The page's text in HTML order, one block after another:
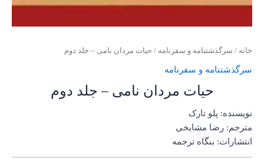
خانه / سرگذشتنامه و سفرنامه / حیات مردان نامی – جلد دوم
سرگذشتنامه و سفرنامه
حیات مردان نامی – جلد دوم
نویسنده: پلو تارک
مترجم: رضا مشایخی
انتشارات: بنگاه ترجمه